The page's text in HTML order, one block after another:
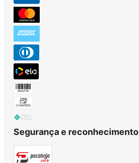
Segurança e reconhecimento